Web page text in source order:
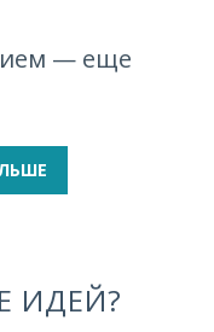
— еще
ИДЕЙ?